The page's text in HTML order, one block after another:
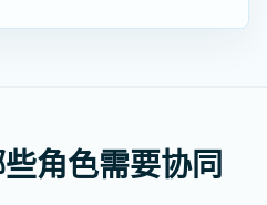
角色需要协同